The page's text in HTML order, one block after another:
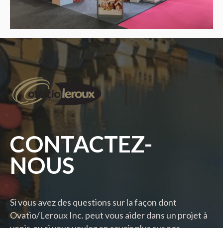
CONTACTEZ-
NOUS
Si vous avez des questions sur la façon dont
Ovatio/Leroux Inc. peut vous aider dans un projet à